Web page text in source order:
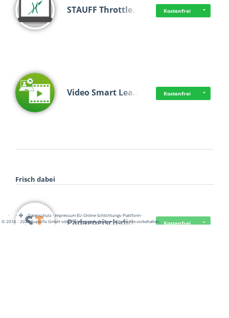
STAUFF Throttle… Kostenfrei
Video Smart Lea… Kostenfrei
Frisch dabei
Pädagogisch-did… Kostenfrei
· · ·Datenschutz·Impressum EU-Online-Schlichtungs-Plattform·
© 2016 - 2026 SupraTix GmbH oder Partnergesellschaften - Alle Rechte vorbehalten.